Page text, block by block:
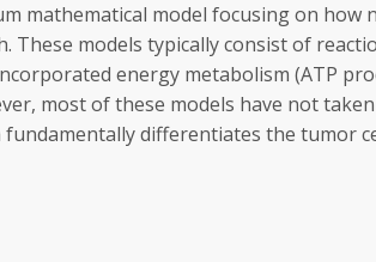
mathematical model focusing on how
These models typically consist of
energy metabolism (ATP
most of these models have not
fundamentally differentiates the tumor